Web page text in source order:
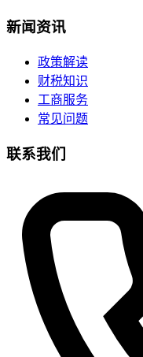
新闻资讯
政策解读
财税知识
工商服务
常见问题
联系我们